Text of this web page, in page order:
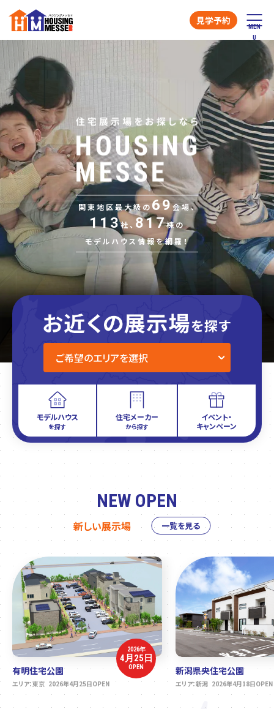
見学予約
関東地区最大級の 69会場、
113社、 817棟の
モデルハウス情報を網羅！
モデルハウス
を探す
住宅メーカー
から探す
イベント・
キャンペーン
NEW OPEN
新しい展示場 一覧を見る
2026年
4月25日
OPEN
有明住宅公園
エリア：東京 2026年4月25日OPEN
新潟県央住宅公園
エリア：新潟 2026年4月18日OPEN